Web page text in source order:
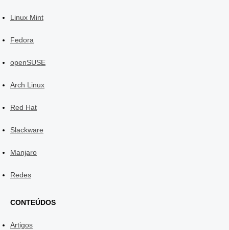
Linux Mint
Fedora
openSUSE
Arch Linux
Red Hat
Slackware
Manjaro
Redes
CONTEÚDOS
Artigos